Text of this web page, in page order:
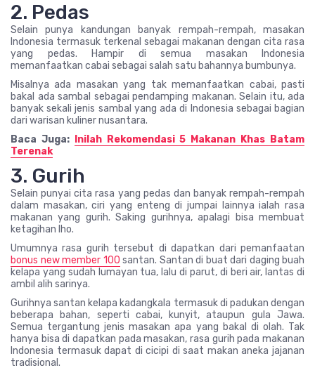
2. Pedas
Selain punya kandungan banyak rempah-rempah, masakan
Indonesia termasuk terkenal sebagai makanan dengan cita rasa
yang pedas. Hampir di semua masakan Indonesia
memanfaatkan cabai sebagai salah satu bahannya bumbunya.
Misalnya ada masakan yang tak memanfaatkan cabai, pasti
bakal ada sambal sebagai pendamping makanan. Selain itu, ada
banyak sekali jenis sambal yang ada di Indonesia sebagai bagian
dari warisan kuliner nusantara.
Baca Juga:
Inilah Rekomendasi 5 Makanan Khas Batam
Terenak
3. Gurih
Selain punyai cita rasa yang pedas dan banyak rempah-rempah
dalam masakan, ciri yang enteng di jumpai lainnya ialah rasa
makanan yang gurih. Saking gurihnya, apalagi bisa membuat
ketagihan lho.
Umumnya rasa gurih tersebut di dapatkan dari pemanfaatan
bonus new member 100 santan. Santan di buat dari daging buah
kelapa yang sudah lumayan tua, lalu di parut, di beri air, lantas di
ambil alih sarinya.
Gurihnya santan kelapa kadangkala termasuk di padukan dengan
beberapa bahan, seperti cabai, kunyit, ataupun gula Jawa.
Semua tergantung jenis masakan apa yang bakal di olah. Tak
hanya bisa di dapatkan pada masakan, rasa gurih pada makanan
Indonesia termasuk dapat di cicipi di saat makan aneka jajanan
tradisional.